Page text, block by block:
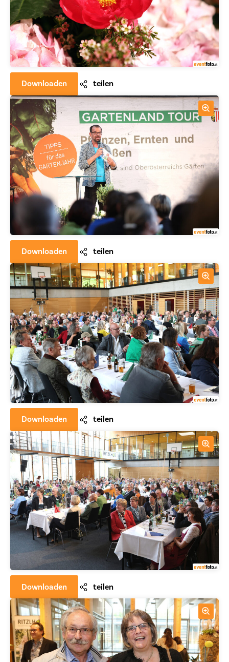
Downloaden teilen
Downloaden teilen
Downloaden teilen
Downloaden teilen